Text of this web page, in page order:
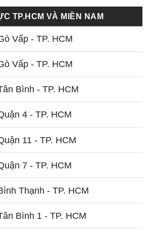
TP.HCM VÀ MIỀN NAM
Vấp - TP. HCM
Vấp - TP. HCM
Bình - TP. HCM
4 - TP. HCM
11 - TP. HCM
7 - TP. HCM
Thạnh - TP. HCM
Bình 1 - TP. HCM